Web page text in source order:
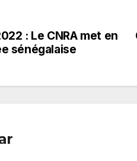
: Le CNRA met en
sénégalaise